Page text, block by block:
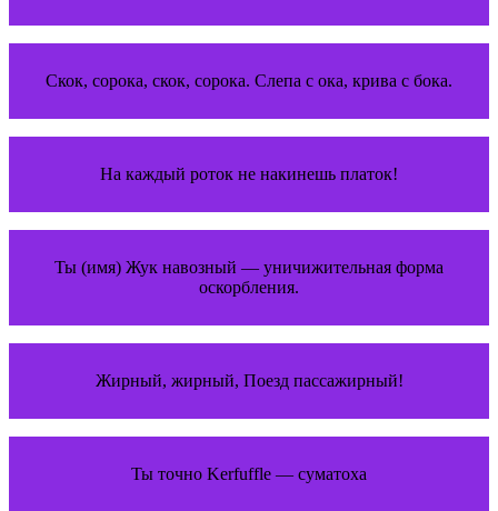
Скок, сорока, скок, сорока. Слепа с ока, крива с бока.
На каждый роток не накинешь платок!
Ты (имя) Жук навозный — уничижительная форма
оскорбления.
Жирный, жирный, Поезд пассажирный!
Ты точно Kerfuffle — суматоха